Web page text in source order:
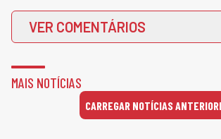
VER COMENTÁRIOS
MAIS NOTÍCIAS
CARREGAR NOTÍCIAS